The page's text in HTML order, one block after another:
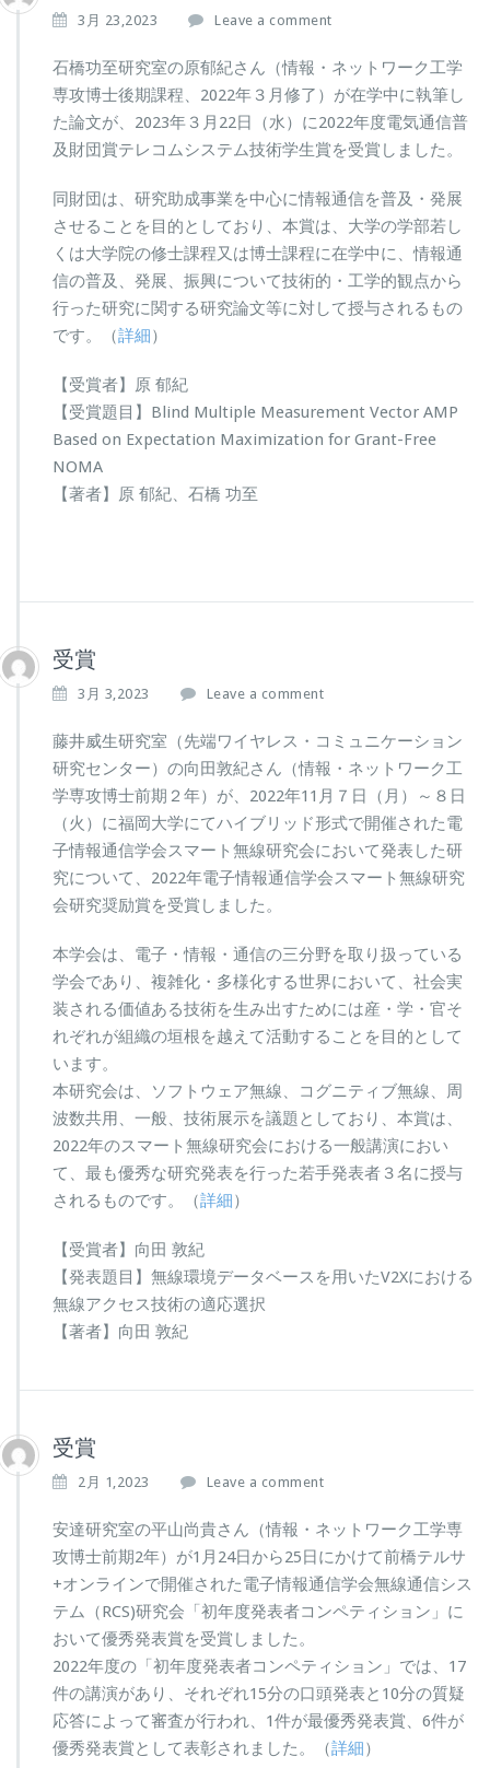
3月 23,2023 Leave a comment
石橋功至研究室の原郁紀さん（情報・ネットワーク工学
専攻博士後期課程、2022年３月修了）が在学中に執筆し
た論文が、2023年３月22日（水）に2022年度電気通信普
及財団賞テレコムシステム技術学生賞を受賞しました。
同財団は、研究助成事業を中心に情報通信を普及・発展
させることを目的としており、本賞は、大学の学部若し
くは大学院の修士課程又は博士課程に在学中に、情報通
信の普及、発展、振興について技術的・工学的観点から
行った研究に関する研究論文等に対して授与されるもの
です。（詳細）
【受賞者】原 郁紀
【受賞題目】Blind Multiple Measurement Vector AMP
Based on Expectation Maximization for Grant-Free
NOMA
【著者】原 郁紀、石橋 功至
受賞
3月 3,2023 Leave a comment
藤井威生研究室（先端ワイヤレス・コミュニケーション
研究センター）の向田敦紀さん（情報・ネットワーク工
学専攻博士前期２年）が、2022年11月７日（月）～８日
（火）に福岡大学にてハイブリッド形式で開催された電
子情報通信学会スマート無線研究会において発表した研
究について、2022年電子情報通信学会スマート無線研究
会研究奨励賞を受賞しました。
本学会は、電子・情報・通信の三分野を取り扱っている
学会であり、複雑化・多様化する世界において、社会実
装される価値ある技術を生み出すためには産・学・官そ
れぞれが組織の垣根を越えて活動することを目的として
います。
本研究会は、ソフトウェア無線、コグニティブ無線、周
波数共用、一般、技術展示を議題としており、本賞は、
2022年のスマート無線研究会における一般講演におい
て、最も優秀な研究発表を行った若手発表者３名に授与
されるものです。（詳細）
【受賞者】向田 敦紀
【発表題目】無線環境データベースを用いたV2Xにおける
無線アクセス技術の適応選択
【著者】向田 敦紀
受賞
2月 1,2023 Leave a comment
安達研究室の平山尚貴さん（情報・ネットワーク工学専
攻博士前期2年）が1月24日から25日にかけて前橋テルサ
+オンラインで開催された電子情報通信学会無線通信シス
テム（RCS)研究会「初年度発表者コンペティション」に
おいて優秀発表賞を受賞しました。
2022年度の「初年度発表者コンペティション」では、17
件の講演があり、それぞれ15分の口頭発表と10分の質疑
応答によって審査が行われ、1件が最優秀発表賞、6件が
優秀発表賞として表彰されました。（詳細）